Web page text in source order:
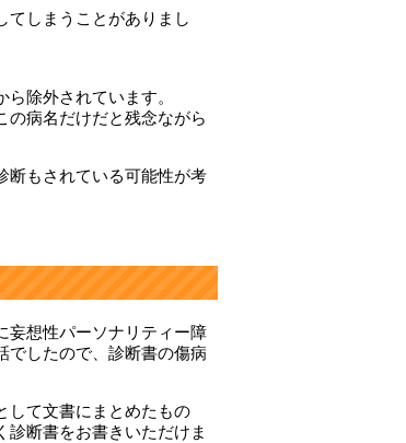
てしまうことがありまし
除外されています。
の病名だけだと残念ながら
断もされている可能性が考
妄想性パーソナリティー障
でしたので、診断書の傷病
して文書にまとめたもの
診断書をお書きいただけま